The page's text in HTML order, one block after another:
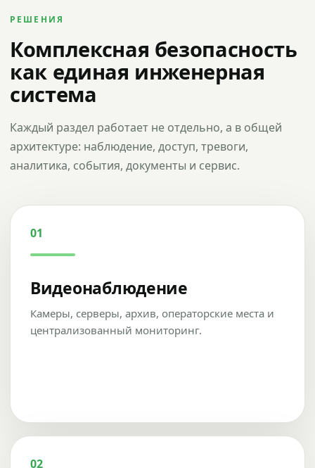
РЕШЕНИЯ
Комплексная безопасность
как единая инженерная
система
Каждый раздел работает не отдельно, а в общей
архитектуре: наблюдение, доступ, тревоги,
аналитика, события, документы и сервис.
01
Видеонаблюдение
Камеры, серверы, архив, операторские места и
централизованный мониторинг.
02